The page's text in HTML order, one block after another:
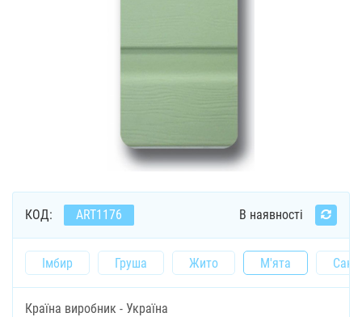
КОД: ART1176 В наявності
Імбир Груша Жито М'ята
Країна виробник - Україна